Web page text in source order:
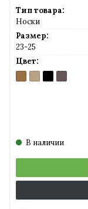
Тип товара:
Носки
Размер:
23-25
Цвет:
BRONZ
(бронзовый)
NATURAL
(солнечный
NERO
(черный)
SHADE
(серо-
В наличии